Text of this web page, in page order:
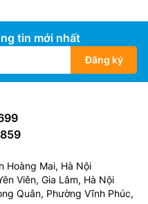
tin mới nhất
Đăng ký
Hoàng Mai, Hà Nội
Viên, Gia Lâm, Hà Nội
Quân, Phường Vĩnh Phúc,